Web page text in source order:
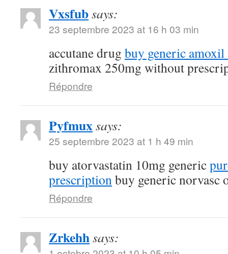
Vxsfubsays:
23 septembre 2023 at 16 h 03 min
accutane drug buy generic
zithromax 250mg without
Répondre
Pyfmuxsays:
25 septembre 2023 at 1 h 49 min
buy atorvastatin 10mg generic
prescriptionbuy generic norvasc
Répondre
Zrkehhsays: